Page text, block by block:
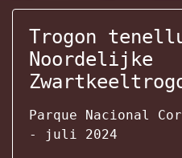
Trogon
Noordelijke
Parque Nacional
- juli 2024